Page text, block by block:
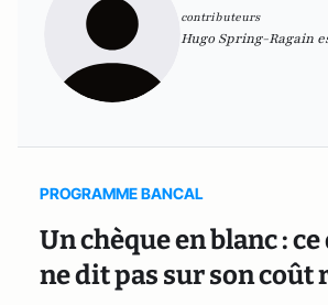
contributeurs
Hugo Spring-Ragain
PROGRAMME BANCAL
Un chèque en blanc :
ne dit pas sur son coût